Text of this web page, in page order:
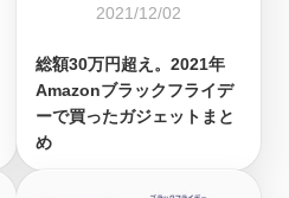
2021/12/02
総額30万円超え。2021年
Amazonブラックフライデ
ーで買ったガジェットまと
め